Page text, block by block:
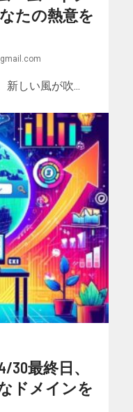
たの熱意を
新しい風が吹...
最終日、
ドメインを